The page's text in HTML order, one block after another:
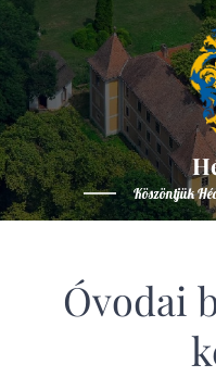
Köszöntjük
Óvodai